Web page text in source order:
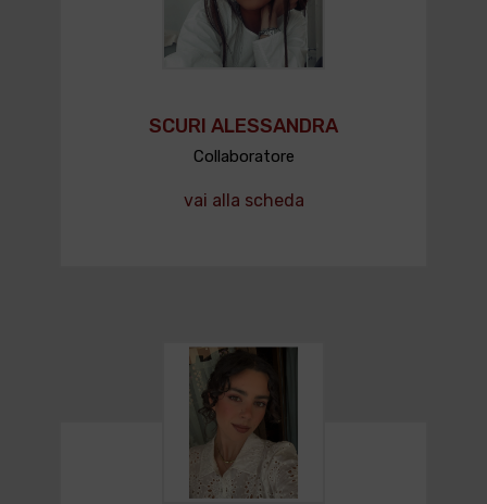
SCURI ALESSANDRA
Collaboratore
vai alla scheda